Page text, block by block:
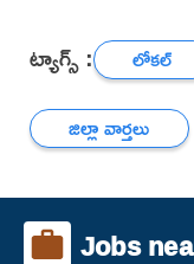
ట్యాగ్స్ : లోకల్
జిల్లా వార్తలు
Jobs